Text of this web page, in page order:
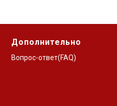
Дополнительно
Вопрос-ответ(FAQ)